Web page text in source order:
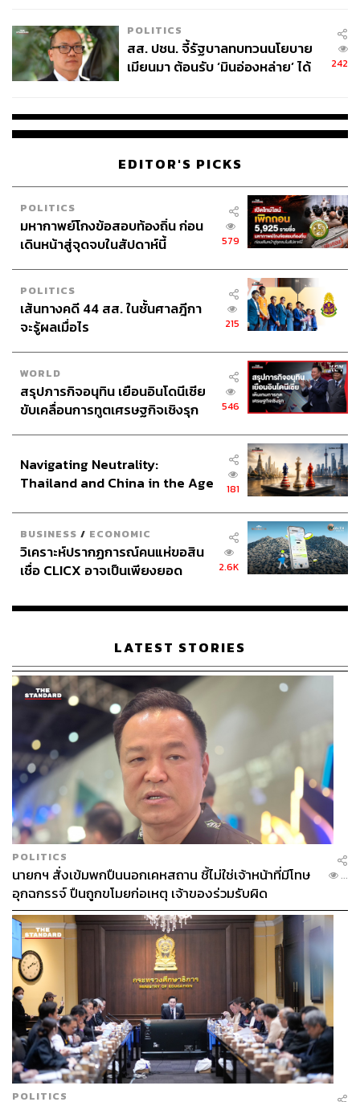
POLITICS
สส. ปชน. จี้รัฐบาลทบทวนนโยบาย
เมียนมา ต้อนรับ ‘มินอ่องหล่าย’ ได้
242
EDITOR'S PICKS
POLITICS
มหากาพย์โกงข้อสอบท้องถิ่น ก่อน
เดินหน้าสู่จุดจบในสัปดาห์นี้
579
POLITICS
เส้นทางคดี 44 สส. ในชั้นศาลฎีกา
จะรู้ผลเมื่อไร
215
WORLD
สรุปภารกิจอนุทิน เยือนอินโดนีเซีย
ขับเคลื่อนการทูตเศรษฐกิจเชิงรุก
546
Navigating Neutrality:
Thailand and China in the Age
181
BUSINESS / ECONOMIC
วิเคราะห์ปรากฏการณ์คนแห่ขอสิน
เชื่อ CLICX อาจเป็นเพียงยอด
เรือนไทยที่ถูกซุกไว้
2.6K
LATEST STORIES
POLITICS
นายกฯ สั่งเข้มพกปืนนอกเคหสถาน ชี้ไม่ใช่เจ้าหน้าที่มีโทษ
อุกฉกรรจ์ ปืนถูกขโมยก่อเหตุ เจ้าของร่วมรับผิด
...
POLITICS